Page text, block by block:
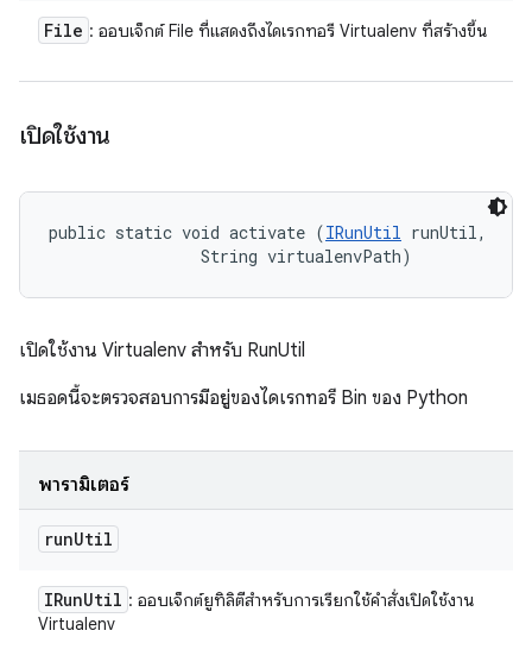
File : ออบเจ็กต์ File ที่แสดงถึงไดเรกทอรี Virtualenv ที่สร้างขึ้น
เปิดใช้งาน
public static void activate (IRunUtil runUtil,
                String virtualenvPath)
เปิดใช้งาน Virtualenv สำหรับ RunUtil
เมธอดนี้จะตรวจสอบการมีอยู่ของไดเรกทอรี Bin ของ Python
พารามิเตอร์
runUtil
IRunUtil : ออบเจ็กต์ยูทิลิตีสำหรับการเรียกใช้คำสั่งเปิดใช้งาน
Virtualenv